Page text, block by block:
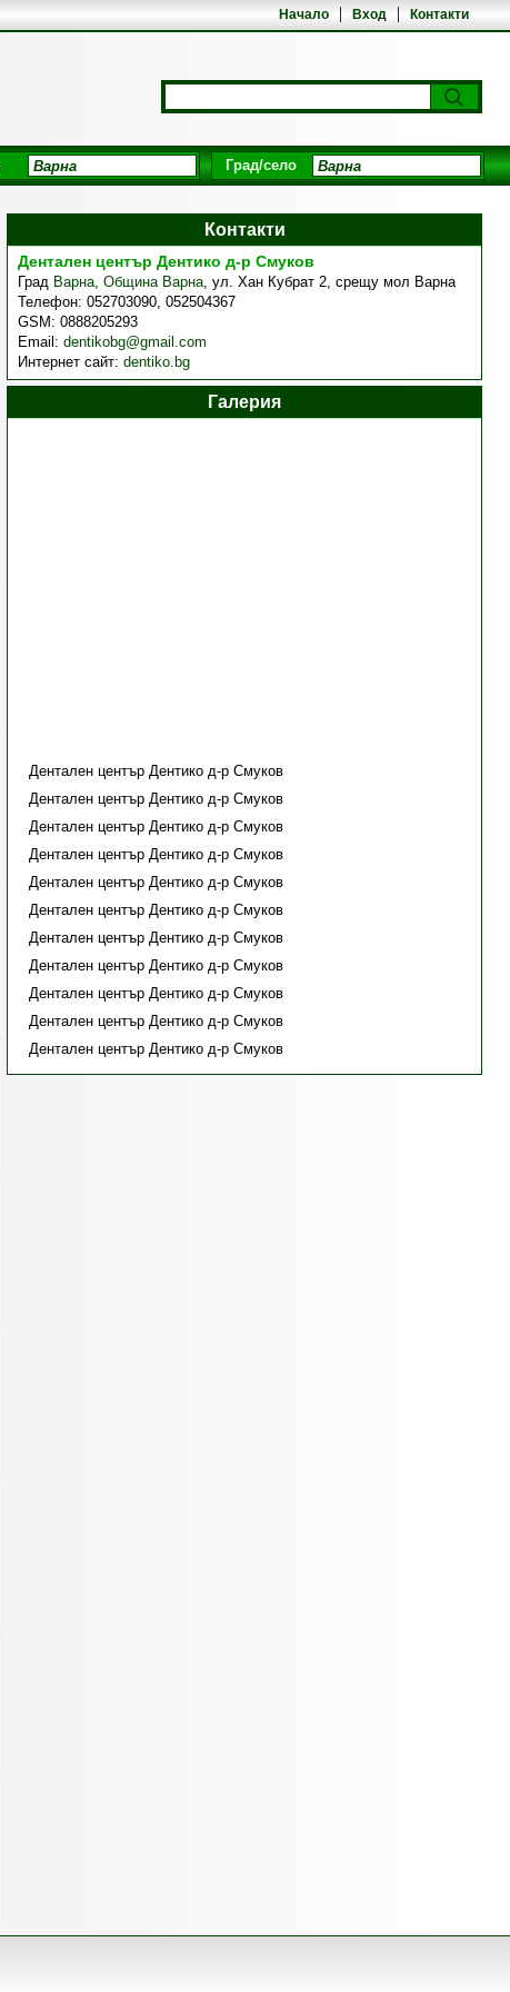
Начало Вход Контакти
Град/село
Контакти
Дентален център Дентико д-р Смуков
Град Варна, Община Варна, ул. Хан Кубрат 2, срещу мол Варна
Телефон: 052703090, 052504367
GSM: 0888205293
Email: dentikobg@gmail.com
Интернет сайт: dentiko.bg
Галерия
Дентален център Дентико д-р Смуков
Дентален център Дентико д-р Смуков
Дентален център Дентико д-р Смуков
Дентален център Дентико д-р Смуков
Дентален център Дентико д-р Смуков
Дентален център Дентико д-р Смуков
Дентален център Дентико д-р Смуков
Дентален център Дентико д-р Смуков
Дентален център Дентико д-р Смуков
Дентален център Дентико д-р Смуков
Дентален център Дентико д-р Смуков